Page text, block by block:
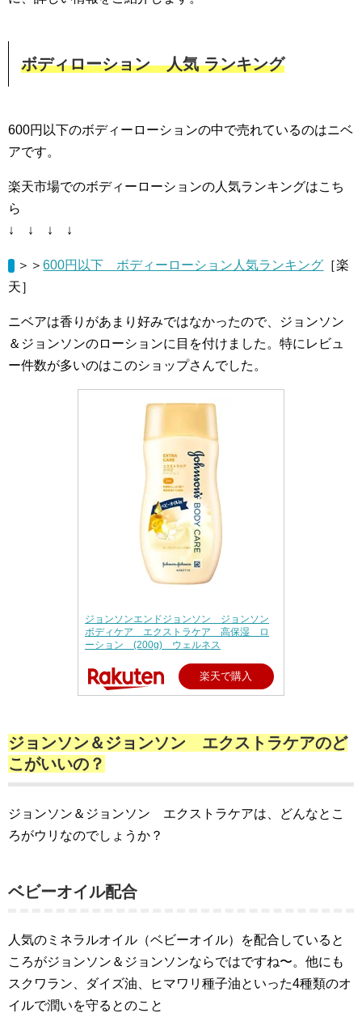
ボディローション 人気 ランキング
600円以下のボディーローションの中で売れているのはニベ
アです。
楽天市場でのボディーローションの人気ランキングはこち
ら
↓ ↓ ↓ ↓
＞＞600円以下 ボディーローション人気ランキング ［楽
天］
ニベアは香りがあまり好みではなかったので、ジョンソン
＆ジョンソンのローションに目を付けました。特にレビュ
ー件数が多いのはこのショップさんでした。
ジョンソンエンドジョンソン ジョンソン
ボディケア エクストラケア 高保湿 ロ
ーション (200g) ウェルネス
楽天で購入
ジョンソン＆ジョンソン エクストラケアのど
こがいいの？
ジョンソン＆ジョンソン エクストラケアは、どんなとこ
ろがウリなのでしょうか？
ベビーオイル配合
人気のミネラルオイル（ベビーオイル）を配合していると
ころがジョンソン＆ジョンソンならではですね〜。他にも
スクワラン、ダイズ油、ヒマワリ種子油といった4種類のオ
イルで潤いを守るとのこと